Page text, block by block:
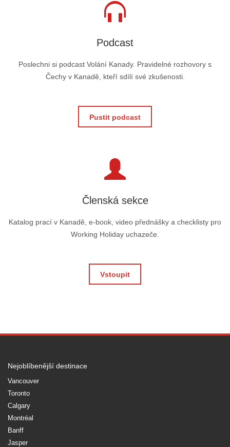
Podcast
Poslechni si podcast Volání Kanady. Pravidelné rozhovory s
Čechy v Kanadě, kteří sdílí své zkušenosti.
Pustit podcast
Členská sekce
Katalog prací v Kanadě, e-book, video přednášky a checklisty pro
Working Holiday uchazeče.
Vstoupit
Nejoblíbenější destinace
Vancouver
Toronto
Calgary
Montréal
Banff
Jasper